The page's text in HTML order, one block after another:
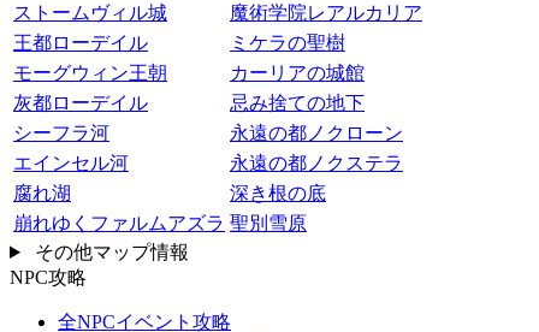
ストームヴィル城
魔術学院レアルカリア
王都ローデイル
ミケラの聖樹
モーグウィン王朝
カーリアの城館
灰都ローデイル
忌み捨ての地下
シーフラ河
永遠の都ノクローン
エインセル河
永遠の都ノクステラ
腐れ湖
深き根の底
崩れゆくファルムアズラ 聖別雪原
その他マップ情報
NPC攻略
全NPCイベント攻略